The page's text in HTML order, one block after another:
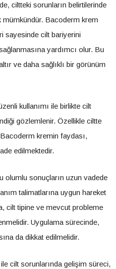
ciltteki sorunların belirtilerinde
Bacoderm krem
sayesinde cilt bariyerini
yardımcı olur. Bu
ve daha sağlıklı bir görünüm
kullanımı ile birlikte cilt
gözlemlenir. Özellikle ciltte
kremin faydası,
edilmektedir.
olumlu sonuçların uzun vadede
talimatlarına uygun hareket
cilt tipine ve mevcut probleme
Uygulama sürecinde,
da dikkat edilmelidir.
cilt sorunlarında gelişim süreci,